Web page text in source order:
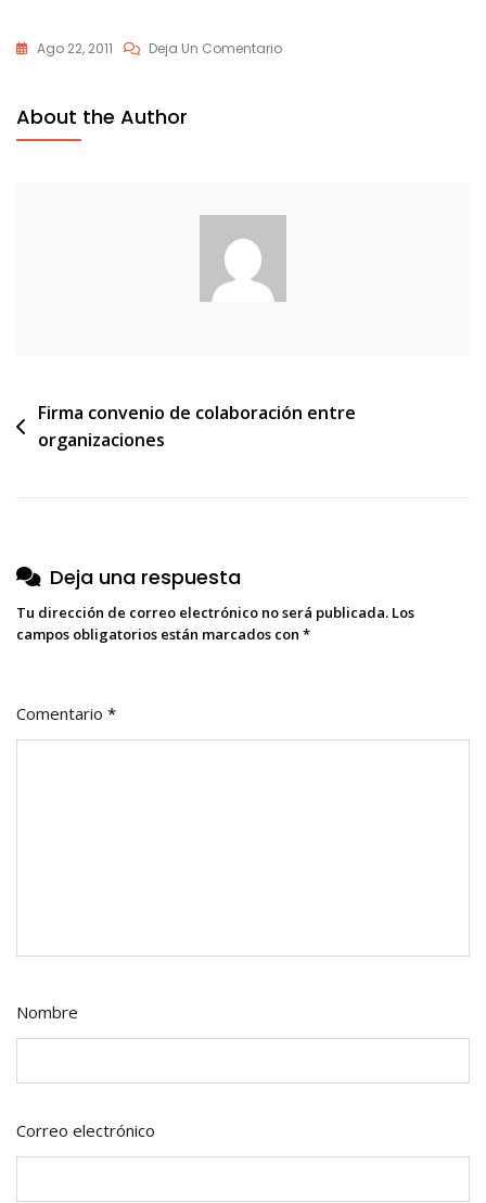
Ago 22, 2011 Deja Un ComentarioEn
About the Author
Navegación
de
Firma convenio de colaboración entre
organizaciones
Deja una respuesta
Tu dirección de correo electrónico no será publicada. Los
campos obligatorios están marcados con *
Comentario *
Nombre
Correo electrónico